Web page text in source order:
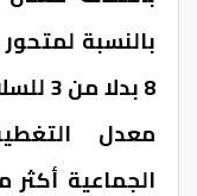
بالنسبة
8
معدل